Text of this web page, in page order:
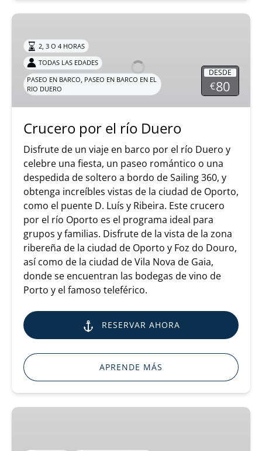
Crucero
río
Duero
DESDE
€80
2, 3 O 4 HORAS
TODAS LAS EDADES
PASEO EN BARCO, PASEO EN BARCO EN EL
RIO DUERO
Crucero por el río Duero
Disfrute de un viaje en barco por el río Duero y
celebre una fiesta, un paseo romántico o una
despedida de soltero a bordo de Sailing 360, y
obtenga increíbles vistas de la ciudad de Oporto,
como el puente D. Luís y Ribeira. Este crucero
por el río Oporto es el programa ideal para
grupos y familias. Disfrute de la vista de la zona
ribereña de la ciudad de Oporto y Foz do Douro,
así como de la ciudad de Vila Nova de Gaia,
donde se encuentran las bodegas de vino de
Porto y el famoso teleférico.
RESERVAR AHORA
APRENDE MÁS
Crucero